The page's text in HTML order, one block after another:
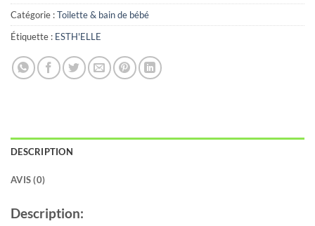
Catégorie :Toilette & bain de bébé
Étiquette : ESTH'ELLE
DESCRIPTION
AVIS (0)
Description: